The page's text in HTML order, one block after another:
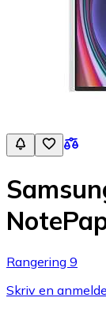
Rangering 9
Skriv en